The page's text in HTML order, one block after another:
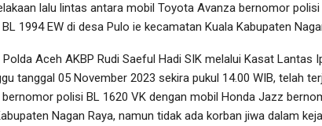
lalu lintas antara mobil Toyota Avanza bernomor
1994 EW di desa Pulo ie kecamatan Kuala Kabupaten
Aceh AKBP Rudi Saeful Hadi SIK melalui Kasat Lantas
tanggal 05 November 2023 sekira pukul 14.00 WIB, telah
polisi BL 1620 VK dengan mobil Honda Jazz
Nagan Raya, namun tidak ada korban jiwa dalam